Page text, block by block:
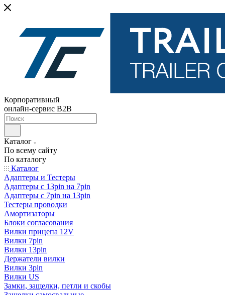
Корпоративный
онлайн-сервис B2B
Каталог
По всему сайту
По каталогу
Каталог
Адаптеры и Тестеры
Адаптеры с 13pin на 7pin
Адаптеры с 7pin на 13pin
Тестеры проводки
Амортизаторы
Блоки согласования
Вилки прицепа 12V
Вилки 7pin
Вилки 13pin
Держатели вилки
Вилки 3pin
Вилки US
Замки, защелки, петли и скобы